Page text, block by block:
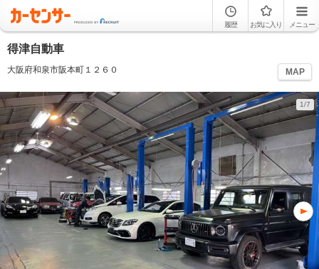
履歴 お気に入り メニュー
得津自動車
大阪府和泉市阪本町１２６０ MAP
1/7